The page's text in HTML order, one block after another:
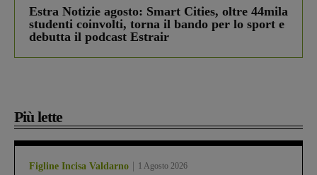
Estra Notizie agosto: Smart Cities, oltre 44mila
studenti coinvolti, torna il bando per lo sport e
debutta il podcast Estrair
Più lette
Figline Incisa Valdarno 1 Agosto 2026